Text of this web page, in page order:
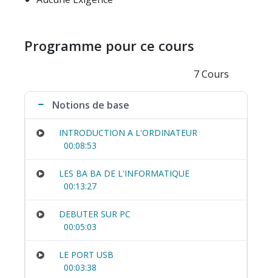
Programme pour ce cours
7 Cours
Notions de base
INTRODUCTION A L'ORDINATEUR
00:08:53
LES BA BA DE L'INFORMATIQUE
00:13:27
DEBUTER SUR PC
00:05:03
LE PORT USB
00:03:38